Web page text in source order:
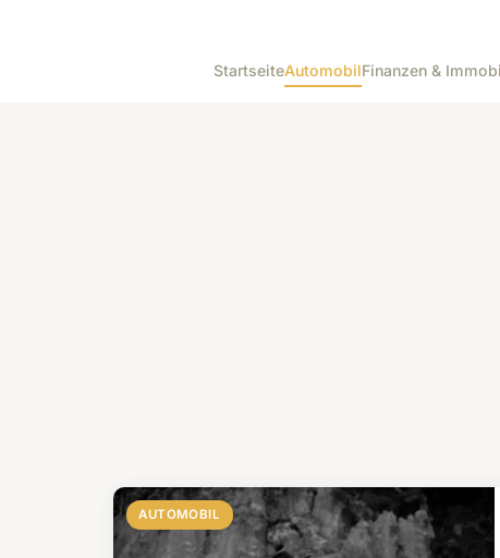
StartseiteAutomobilFinanzen &
AUTOMOBIL